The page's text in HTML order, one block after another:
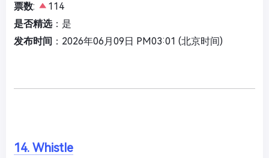
票数:
114
是否精选：是
发布时间 ：2026年06月09日 PM03:01 (北京时间)
14. Whistle